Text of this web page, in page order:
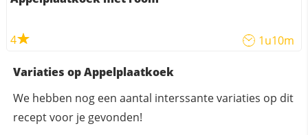
4 1u10m
Variaties op Appelplaatkoek
We hebben nog een aantal interssante variaties op dit
recept voor je gevonden!